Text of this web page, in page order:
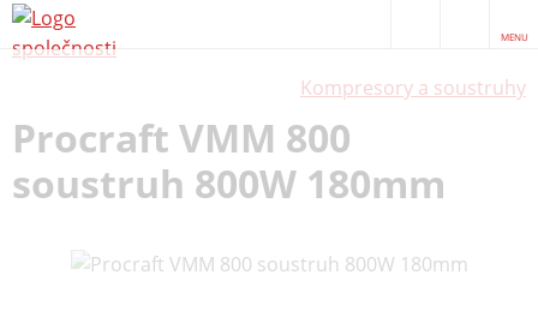
MENU
Kompresory a soustruhy
Procraft VMM 800
soustruh 800W 180mm